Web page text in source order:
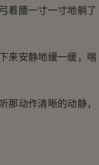
着腰一寸一寸地躺了
来安静地缓一缓，喘
动作清晰的动静，